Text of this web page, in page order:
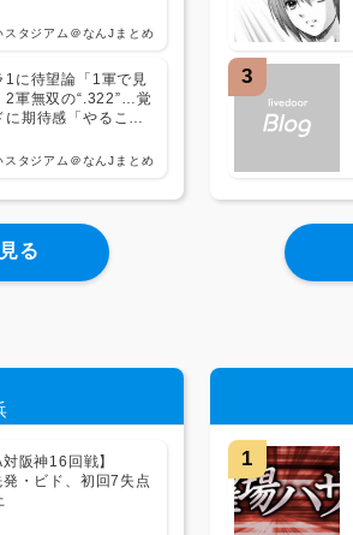
スタジアム＠なんJまとめ
1に待望論「1軍で見
軍無双の“.322”…覚
に期待感「やること
スタジアム＠なんJまとめ
る
3
対阪神16回戦】
・ビド、初回7失点
1